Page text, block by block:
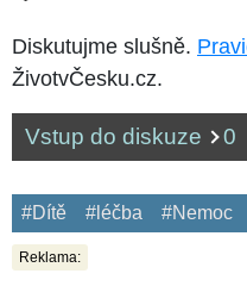
Diskutujme slušně.
ŽivotvČesku.cz.
Vstup do diskuze 0
#Dítě #léčba #Nemoc
Reklama: